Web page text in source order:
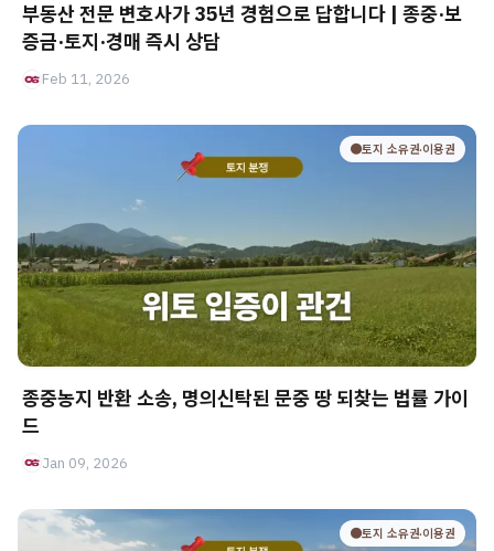
부동산 전문 변호사가 35년 경험으로 답합니다 | 종중·보
증금·토지·경매 즉시 상담
Feb 11, 2026
🟤토지 소유권·이용권
종중농지 반환 소송, 명의신탁된 문중 땅 되찾는 법률 가이
드
Jan 09, 2026
🟤토지 소유권·이용권